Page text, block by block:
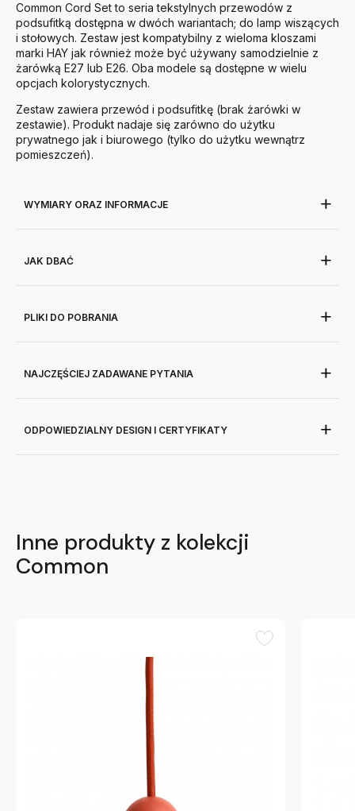
Common Cord Set to seria tekstylnych przewodów z
podsufitką dostępna w dwóch wariantach; do lamp wiszących
i stołowych. Zestaw jest kompatybilny z wieloma kloszami
marki HAY jak również może być używany samodzielnie z
żarówką E27 lub E26. Oba modele są dostępne w wielu
opcjach kolorystycznych.
Zestaw zawiera przewód i podsufitkę (brak żarówki w
zestawie). Produkt nadaje się zarówno do użytku
prywatnego jak i biurowego (tylko do użytku wewnątrz
pomieszczeń).
WYMIARY ORAZ INFORMACJE
JAK DBAĆ
PLIKI DO POBRANIA
NAJCZĘŚCIEJ ZADAWANE PYTANIA
ODPOWIEDZIALNY DESIGN I CERTYFIKATY
Inne produkty z kolekcji
Common